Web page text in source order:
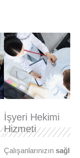
İşyeri Hekimi
Hizmeti
Çalışanlarınızın sağl